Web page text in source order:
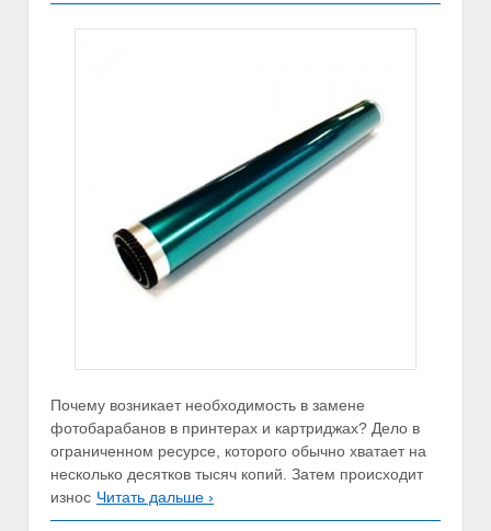
Почему возникает необходимость в замене
фотобарабанов в принтерах и картриджах? Дело в
ограниченном ресурсе, которого обычно хватает на
несколько десятков тысяч копий. Затем происходит
износ Читать дальше ›